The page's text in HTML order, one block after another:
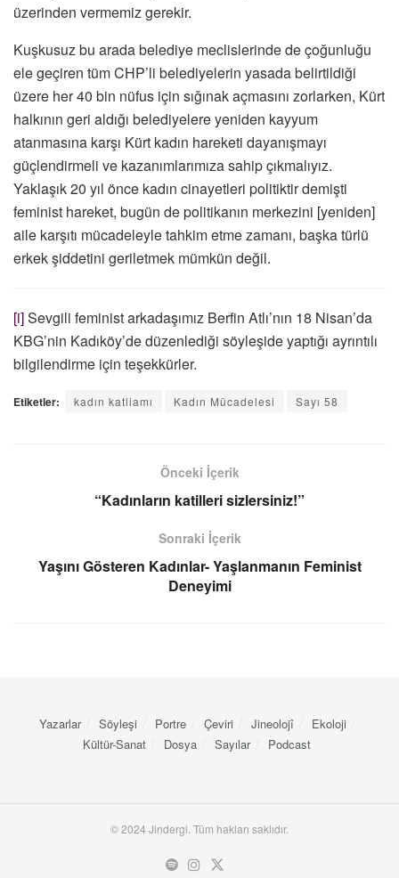
üzerinden vermemiz gerekir.
Kuşkusuz bu arada belediye meclislerinde de çoğunluğu
ele geçiren tüm CHP’li belediyelerin yasada belirtildiği
üzere her 40 bin nüfus için sığınak açmasını zorlarken, Kürt
halkının geri aldığı belediyelere yeniden kayyum
atanmasına karşı Kürt kadın hareketi dayanışmayı
güçlendirmeli ve kazanımlarımıza sahip çıkmalıyız.
Yaklaşık 20 yıl önce kadın cinayetleri politiktir demişti
feminist hareket, bugün de politikanın merkezini [yeniden]
aile karşıtı mücadeleyle tahkim etme zamanı, başka türlü
erkek şiddetini geriletmek mümkün değil.
[i]Sevgili feminist arkadaşımız Berfin Atlı’nın 18 Nisan’da
KBG’nin Kadıköy’de düzenlediği söyleşide yaptığı ayrıntılı
bilgilendirme için teşekkürler.
Etiketler: kadın katliamı Kadın Mücadelesi Sayı 58
Önceki İçerik
“Kadınların katilleri sizlersiniz!”
Sonraki İçerik
Yaşını Gösteren Kadınlar- Yaşlanmanın Feminist
Deneyimi
Yazarlar Söyleşi Portre Çeviri Jineolojî
Ekoloji
Kültür-Sanat
Dosya Sayılar Podcast
© 2024 Jindergi. Tüm hakları saklıdır.